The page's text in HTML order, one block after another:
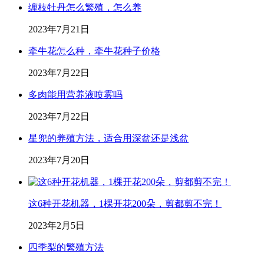
缠枝牡丹怎么繁殖，怎么养
2023年7月21日
牵牛花怎么种，牵牛花种子价格
2023年7月22日
多肉能用营养液喷雾吗
2023年7月22日
星兜的养殖方法，适合用深盆还是浅盆
2023年7月20日
这6种开花机器，1棵开花200朵，剪都剪不完！
2023年2月5日
四季梨的繁殖方法